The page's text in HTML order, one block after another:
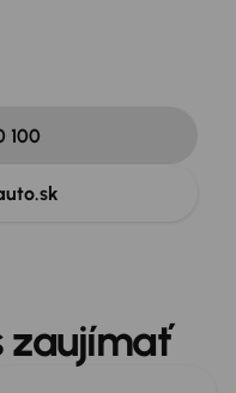
100
zaujímať